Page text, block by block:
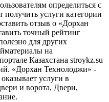
определиться с
получить услуги категории
отзыв о «Дорхан
точный рейтинг
для других
на
Казахстана stroykz.su
«Дорхан Технолоджи» -
услуги в
и ворота, Двери,